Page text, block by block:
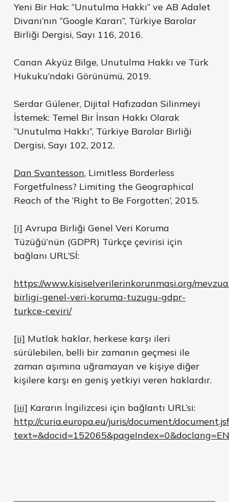
Yeni Bir Hak: “Unutulma Hakkı” ve AB Adalet
Divanı’nın “Google Kararı”, Türkiye Barolar
Birliği Dergisi, Sayı 116, 2016.
Canan Akyüz Bilge, Unutulma Hakkı ve Türk
Hukuku’ndaki Görünümü, 2019.
Serdar Gülener, Dijital Hafızadan Silinmeyi
İstemek: Temel Bir İnsan Hakkı Olarak
“Unutulma Hakkı”, Türkiye Barolar Birliği
Dergisi, Sayı 102, 2012.
Dan Svantesson, Limitless Borderless
Forgetfulness? Limiting the Geographical
Reach of the ‘Right to Be Forgotten’, 2015.
[i] Avrupa Birliği Genel Veri Koruma
Tüzüğü’nün (GDPR) Türkçe çevirisi için
bağlanı URL’Sİ:
https://www.kisiselverilerinkorunmasi.org/
birligi-genel-veri-koruma-tuzugu-gdpr-
turkce-ceviri/
[ii] Mutlak haklar, herkese karşı ileri
sürülebilen, belli bir zamanın geçmesi ile
zaman aşımına uğramayan ve kişiye diğer
kişilere karşı en geniş yetkiyi veren haklardır.
[iii] Kararın İngilizcesi için bağlantı URL’si:
http://curia.europa.eu/juris/document/